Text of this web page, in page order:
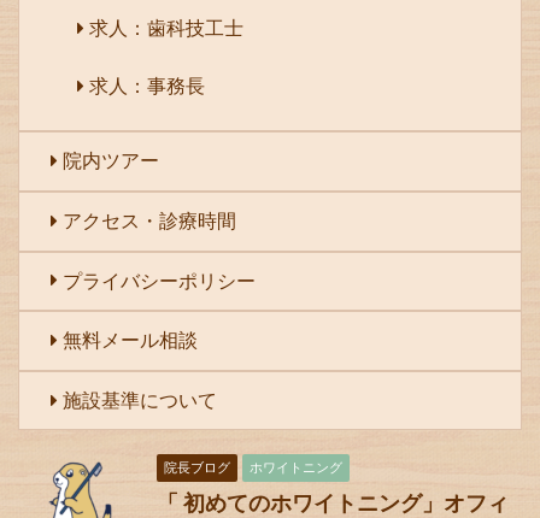
求人：歯科技工士
求人：事務長
院内ツアー
アクセス・診療時間
プライバシーポリシー
無料メール相談
施設基準について
院長ブログ ホワイトニング
「 初めてのホワイトニング」オフィ